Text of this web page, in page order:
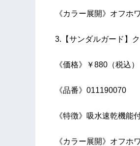
《カラー展開》オフホ
3.【サンダルガード】
《価格》￥880（税込）
《品番》011190070
《特徴》吸水速乾機能
《カラー展開》オフホ